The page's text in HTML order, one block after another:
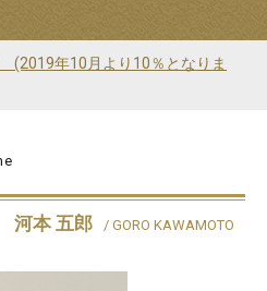
(2019年10月より10％となりま
河本 五郎 / GORO KAWAMOTO